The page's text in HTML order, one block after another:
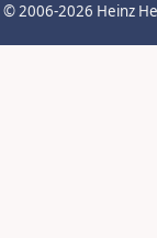
© 2006-2026 Heinz